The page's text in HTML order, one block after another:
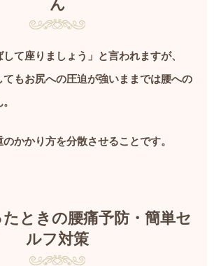
ん
て座りましょう」と言われますが、
もお尻への圧迫が強いままでは腰への
かかり方を分散させることです。
ときの腰痛予防・簡単セ
ルフ対策